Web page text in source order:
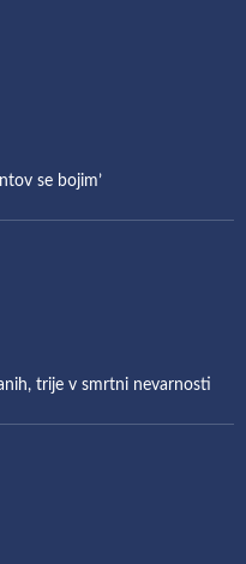
se bojim’
trije v smrtni nevarnosti